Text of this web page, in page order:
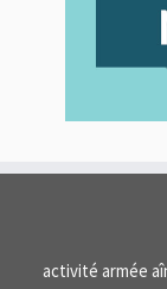
activité armée